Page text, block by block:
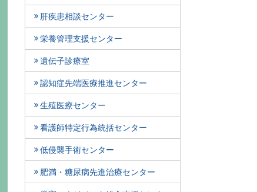
肝疾患相談センター
栄養管理支援センター
遺伝子診療室
認知症先端医療推進センター
生殖医療センター
看護師特定行為統括センター
低侵襲手術センター
肥満・糖尿病先進治療センター